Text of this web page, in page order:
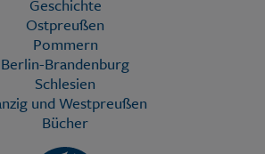
Geschichte
Ostpreußen
Pommern
Berlin-Brandenburg
Schlesien
und Westpreußen
Bücher